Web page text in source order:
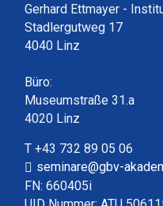
Gerhard Ettmayer -
Stadlergutweg 17
4040 Linz
Büro:
Museumstraße 31.a
4020 Linz
T +43 732 89 05 06
seminare@gbv-
FN: 660405i